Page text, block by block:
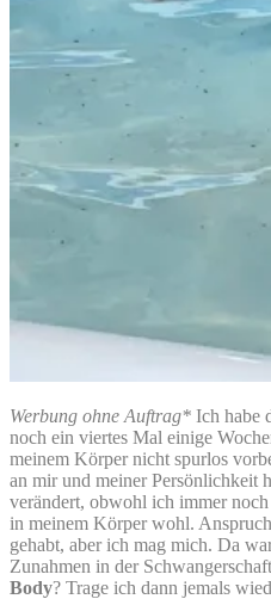
Werbung ohne Auftrag* Ich habe
noch ein viertes Mal einige
meinem Körper nicht spurlos
an mir und meiner Persönlichkeit
verändert, obwohl ich immer
in meinem Körper wohl.
gehabt, aber ich mag mich. Da
Zunahmen in der
Body? Trage ich dann jemals